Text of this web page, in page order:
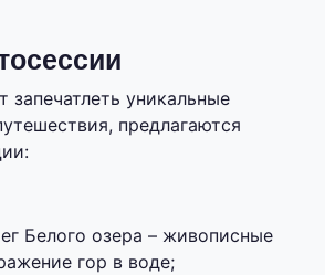
запечатлеть уникальные
предлагаются
Белого озера – живописные
гор в воде;